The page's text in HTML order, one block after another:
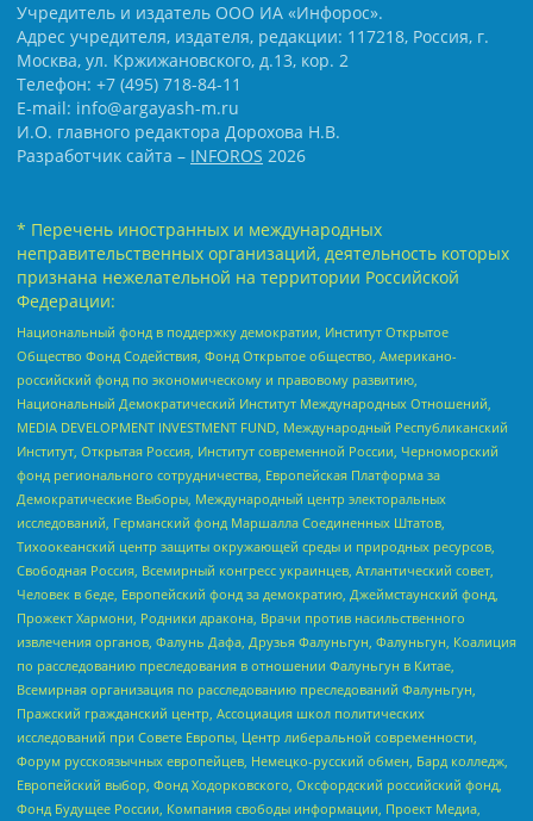
Учредитель и издатель ООО ИА «Инфорос».
Адрес учредителя, издателя, редакции: 117218, Россия, г.
Москва, ул. Кржижановского, д.13, кор. 2
Телефон: +7 (495) 718-84-11
E-mail: info@argayash-m.ru
И.О. главного редактора Дорохова Н.В.
Разработчик сайта – INFOROS 2026
* Перечень иностранных и международных
неправительственных организаций, деятельность которых
признана нежелательной на территории Российской
Федерации:
Национальный фонд в поддержку демократии, Институт Открытое
Общество Фонд Содействия, Фонд Открытое общество, Американо-
российский фонд по экономическому и правовому развитию,
Национальный Демократический Институт Международных Отношений,
MEDIA DEVELOPMENT INVESTMENT FUND, Международный Республиканский
Институт, Открытая Россия, Институт современной России, Черноморский
фонд регионального сотрудничества, Европейская Платформа за
Демократические Выборы, Международный центр электоральных
исследований, Германский фонд Маршалла Соединенных Штатов,
Тихоокеанский центр защиты окружающей среды и природных ресурсов,
Свободная Россия, Всемирный конгресс украинцев, Атлантический совет,
Человек в беде, Европейский фонд за демократию, Джеймстаунский фонд,
Прожект Хармони, Родники дракона, Врачи против насильственного
извлечения органов, Фалунь Дафа, Друзья Фалуньгун, Фалуньгун, Коалиция
по расследованию преследования в отношении Фалуньгун в Китае,
Всемирная организация по расследованию преследований Фалуньгун,
Пражский гражданский центр, Ассоциация школ политических
исследований при Совете Европы, Центр либеральной современности,
Форум русскоязычных европейцев, Немецко-русский обмен, Бард колледж,
Европейский выбор, Фонд Ходорковского, Оксфордский российский фонд,
Фонд Будущее России, Компания свободы информации, Проект Медиа,